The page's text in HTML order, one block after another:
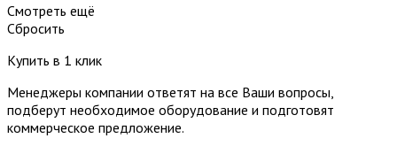
Смотреть ещё
Сбросить
Купить в 1 клик
Менеджеры компании ответят на все Ваши вопросы,
подберут необходимое оборудование и подготовят
коммерческое предложение.